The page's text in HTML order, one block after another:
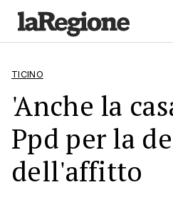
TICINO
'Anche la
Ppd per la
dell'affitto